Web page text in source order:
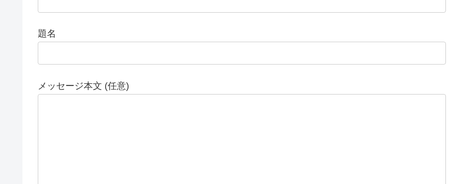
題名
メッセージ本文 (任意)